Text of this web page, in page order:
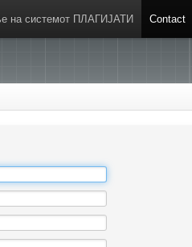
на системот ПЛАГИЈАТИ Contact